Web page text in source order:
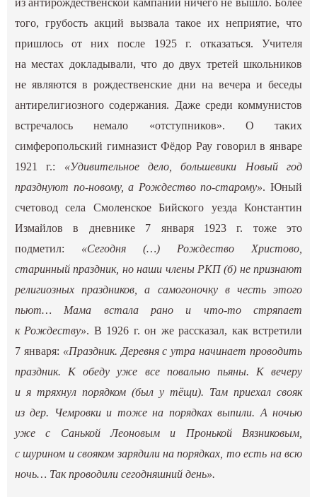
из антирождественской кампании ничего не вышло. Более
того, грубость акций вызвала такое их неприятие, что
пришлось от них после 1925 г. отказаться. Учителя
на местах докладывали, что до двух третей школьников
не являются в рождественские дни на вечера и беседы
антирелигиозного содержания. Даже среди коммунистов
встречалось немало «отступников». О таких
симферопольский гимназист Фёдор Рау говорил в январе
1921 г.: «Удивительное дело, большевики Новый год
празднуют по-новому, а Рождество по-старому». Юный
счетовод села Смоленское Бийского уезда Константин
Измайлов в дневнике 7 января 1923 г. тоже это
подметил: «Сегодня (…) Рождество Христово,
старинный праздник, но наши члены РКП (б) не признают
религиозных праздников, а самогоночку в честь этого
пьют… Мама встала рано и что-то стряпает
к Рождеству». В 1926 г. он же рассказал, как встретили
7 января: «Праздник. Деревня с утра начинает проводить
праздник. К обеду уже все повально пьяны. К вечеру
и я тряхнул порядком (был у тёщи). Там приехал свояк
из дер. Чемровки и тоже на порядках выпили. А ночью
уже с Санькой Леоновым и Пронькой Вязниковым,
с шурином и свояком зарядили на порядках, то есть на всю
ночь… Так проводили сегодняшний день».